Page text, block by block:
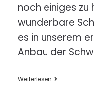
noch einiges zu
wunderbare
es in unserem
Anbau der
Weiterlesen